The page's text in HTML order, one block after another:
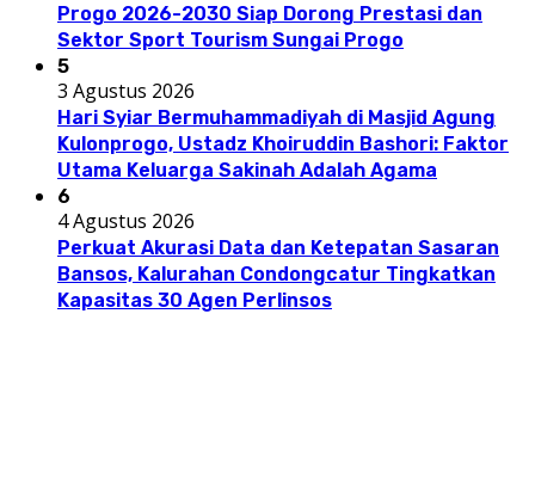
Progo 2026-2030 Siap Dorong Prestasi dan
Sektor Sport Tourism Sungai Progo
5
3 Agustus 2026
Hari Syiar Bermuhammadiyah di Masjid Agung
Kulonprogo, Ustadz Khoiruddin Bashori: Faktor
Utama Keluarga Sakinah Adalah Agama
6
4 Agustus 2026
Perkuat Akurasi Data dan Ketepatan Sasaran
Bansos, Kalurahan Condongcatur Tingkatkan
Kapasitas 30 Agen Perlinsos